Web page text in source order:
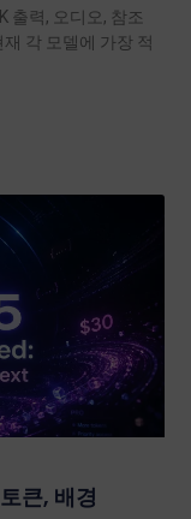
출력, 오디오, 참조
각 모델에 가장 적
큰, 배경